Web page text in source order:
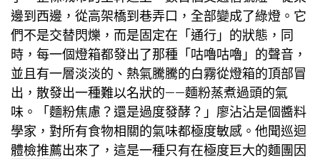
邊到西邊，從高架橋到巷弄口，全部變成了綠燈。它
們不是交替閃爍，而是固定在「通行」的狀態，同
時，每一個燈箱都發出了那種「咕嚕咕嚕」的聲音，
並且有一層淡淡的、熱氣騰騰的白霧從燈箱的頂部冒
出，散發出一種難以名狀的——麵粉蒸煮過頭的氣
味。「麵粉焦慮？還是過度發酵？」廖沾沾是個醬料
學家，對所有食物相關的氣味都極度敏感。他聞巡迴
體檢推薦出來了，這是一種只有在極度巨大的麵團因